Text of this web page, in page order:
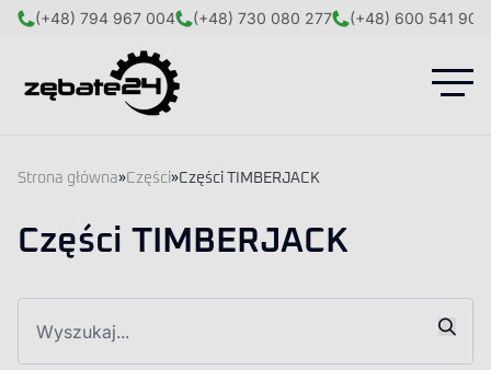
(+48) 794 967 004 (+48) 730 080 277 (+48) 600 541 908
Strona główna»Części»Części TIMBERJACK
Części TIMBERJACK